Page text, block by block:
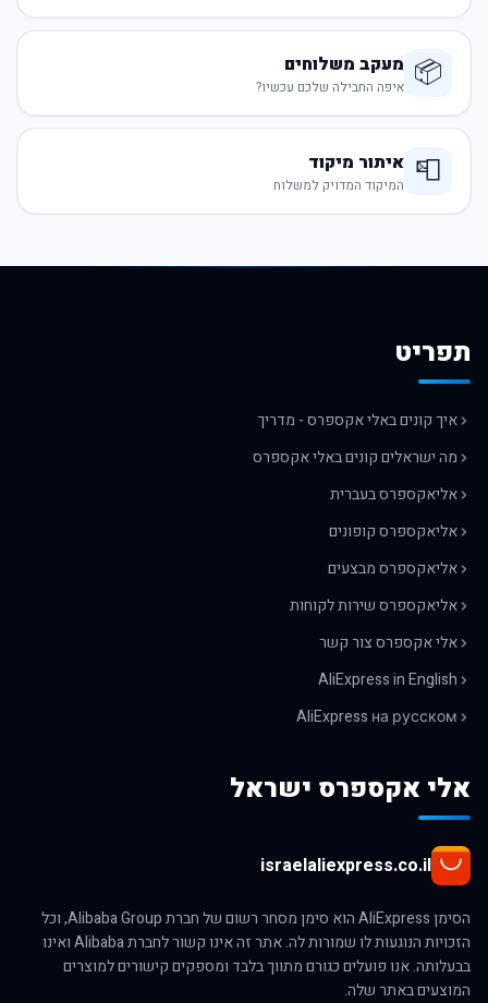
📦 מעקב משלוחים
איפה החבילה שלכם עכשיו?
📮 איתור מיקוד
המיקוד המדויק למשלוח
תפריט
איך קונים באלי אקספרס - מדריך
מה ישראלים קונים באלי אקספרס
אליאקספרס בעברית
אליאקספרס קופונים
אליאקספרס מבצעים
אליאקספרס שירות לקוחות
אלי אקספרס צור קשר
AliExpress in English
AliExpress на русском
אלי אקספרס ישראל
israelaliexpress.co.il
הסימן AliExpress הוא סימן מסחר רשום של חברת Alibaba Group, וכל
הזכויות הנוגעות לו שמורות לה. אתר זה אינו קשור לחברת Alibaba ואינו
בבעלותה. אנו פועלים כגורם מתווך בלבד ומספקים קישורים למוצרים
המוצעים באתר שלה.